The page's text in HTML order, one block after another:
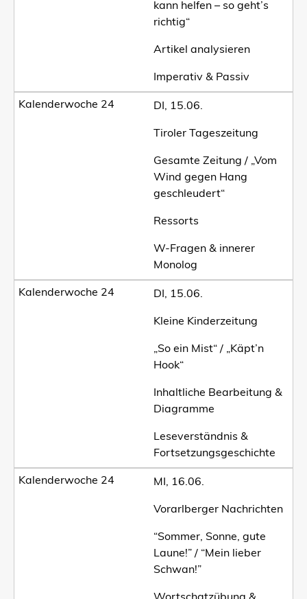
kann helfen – so geht’s
richtig“
Artikel analysieren
Imperativ & Passiv
DI, 15.06.
Tiroler Tageszeitung
Gesamte Zeitung / „Vom
Wind gegen Hang
geschleudert“
Ressorts
W-Fragen & innerer
Monolog
DI, 15.06.
Kleine Kinderzeitung
„So ein Mist“ / „Käpt’n
Hook“
Inhaltliche Bearbeitung &
Diagramme
Leseverständnis &
Fortsetzungsgeschichte
MI, 16.06.
Vorarlberger Nachrichten
“Sommer, Sonne, gute
Laune!” / “Mein lieber
Schwan!”